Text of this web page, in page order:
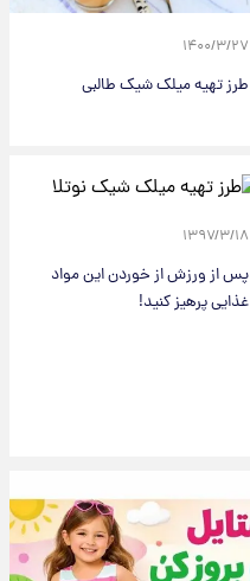
۱۴۰۰/۳/۲۷
طرز تهیه میلک شیک طالبی
۱۳۹۷/۳/۱۸
پس از ورزش از خوردن این مواد
غذایی پرهیز کنید!